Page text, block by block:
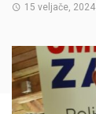
15 veljače, 2024